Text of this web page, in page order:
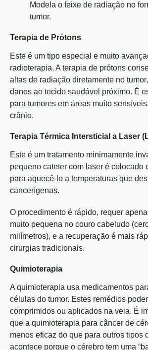
Modela o feixe de radiação no
tumor.
Terapia de Prótons
Este é um tipo especial e muito
radioterapia. A terapia de prótons
altas de radiação diretamente no
danos ao tecido saudável próximo. É
para tumores em áreas muito
crânio.
Terapia Térmica Intersticial a Laser
Este é um tratamento minimamente
pequeno cateter com laser é colocado
para aquecê-lo a temperaturas que
cancerígenas.
O procedimento é rápido, requer
muito pequena no couro cabeludo
milímetros), e a recuperação é mais
cirurgias tradicionais.
Quimioterapia
A quimioterapia usa medicamentos
células do tumor. Estes remédios
comprimidos ou aplicados na veia. É
que a quimioterapia para câncer de
menos eficaz do que para outros tipos
acontece porque o cérebro tem uma